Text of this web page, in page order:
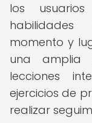
los
momento y
una amplia
lecciones
ejercicios de
realizar